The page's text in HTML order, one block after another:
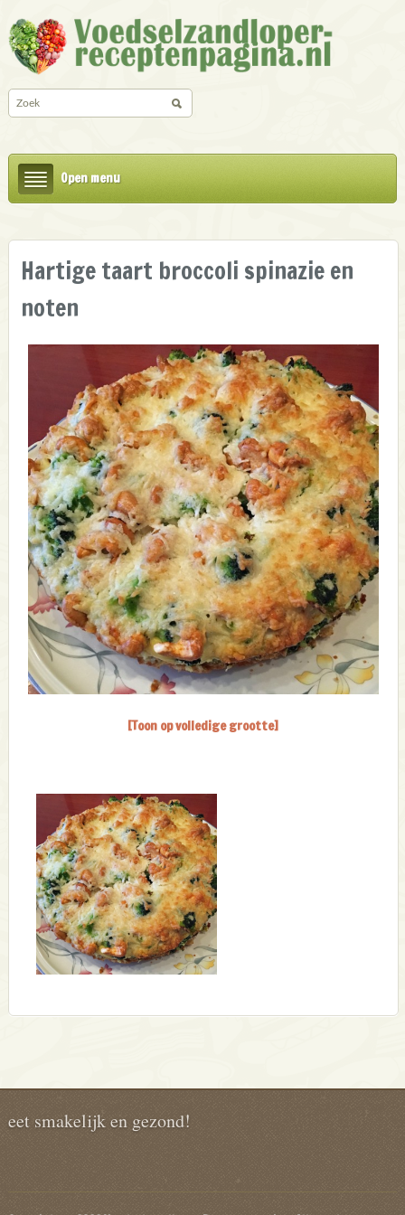
Open menu
Hartige taart broccoli spinazie en
noten
[Toon op volledige grootte]
eet smakelijk en gezond!